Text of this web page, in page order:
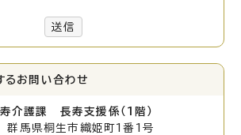
送信
る お問い合わせ
介護課 長寿支援係（1階）
県桐生市織姫町1番1号